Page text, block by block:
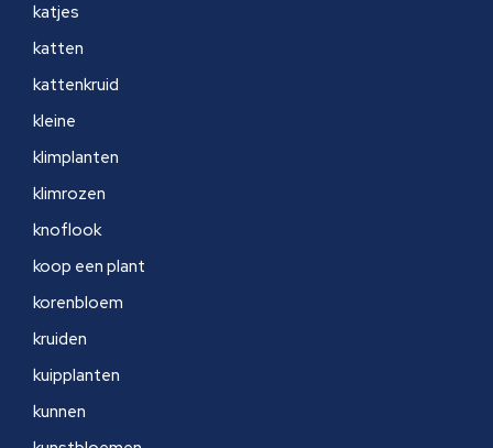
katjes
katten
kattenkruid
kleine
klimplanten
klimrozen
knoflook
koop een plant
korenbloem
kruiden
kuipplanten
kunnen